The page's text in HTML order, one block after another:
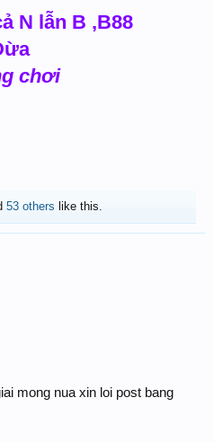
N lẫn B ,B88
chơi
53 others like this.
mong nua xin loi post bang